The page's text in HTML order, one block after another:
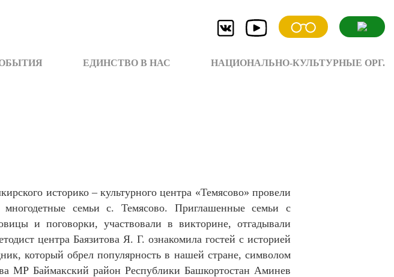
ЕДИНСТВО В НАС НАЦИОНАЛЬНО-КУЛЬТУРНЫЕ ОРГ.
историко – культурного центра «Темясово» провели
семьи с. Темясово. Приглашенные семьи с
и поговорки, участвовали в викторине, отгадывали
центра Баязитова Я. Г. ознакомила гостей с историей
который обрел популярность в нашей стране, символом
МР Баймакский район Республики Башкортостан Аминев